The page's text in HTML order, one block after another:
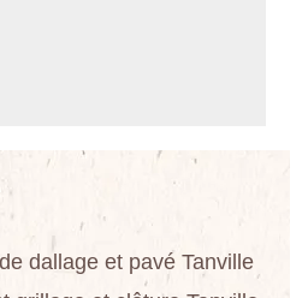
dallage et pavé Tanville